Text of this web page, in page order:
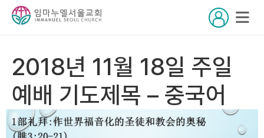
2018년 11월 18일 주일
예배 기도제목 – 중국어